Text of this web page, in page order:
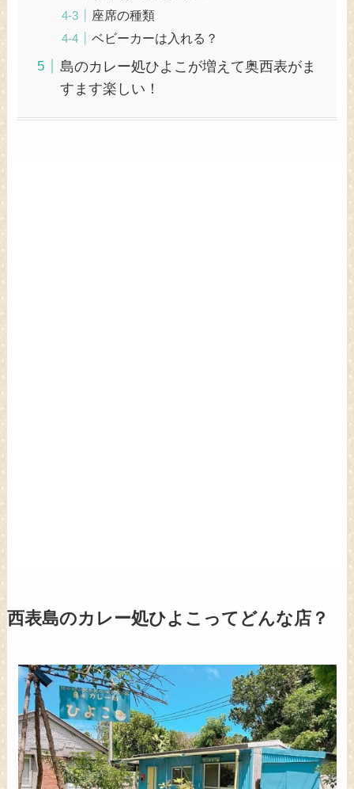
座席の種類
ベビーカーは入れる？
島のカレー処ひよこが増えて奥西表がま
すます楽しい！
西表島のカレー処ひよこってどんな店？